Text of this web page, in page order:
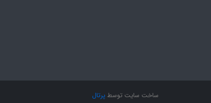
ساخت سایت توسطپرتال